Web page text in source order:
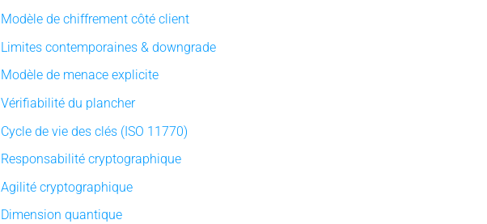
Modèle de chiffrement côté client
Limites contemporaines & downgrade
Modèle de menace explicite
Vérifiabilité du plancher
Cycle de vie des clés (ISO 11770)
Responsabilité cryptographique
Agilité cryptographique
Dimension quantique